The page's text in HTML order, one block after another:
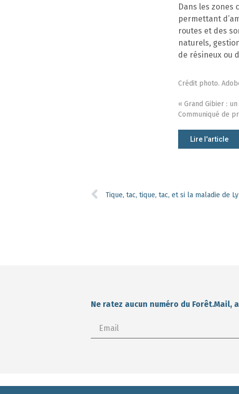
Dans les zones
permettant
routes et des
naturels,
de résineux ou
Crédit photo.
« Grand Gibier :
Communiqué de
Lire l'article
Ne ratez aucun numéro du